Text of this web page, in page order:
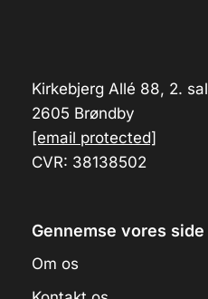
Kirkebjerg Allé 88, 2. sal
2605 Brøndby
[email protected]
CVR: 38138502
Gennemse vores side
Om os